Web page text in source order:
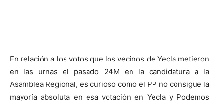
En relación a los votos que los vecinos de Yecla metieron
en las urnas el pasado 24M en la candidatura a la
Asamblea Regional, es curioso como el PP no consigue la
mayoría absoluta en esa votación en Yecla y Podemos